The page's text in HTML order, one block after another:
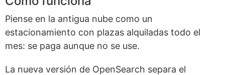
Piense en la antigua nube como un
estacionamiento con plazas alquiladas todo el
mes: se paga aunque no se use.
La nueva versión de OpenSearch separa el